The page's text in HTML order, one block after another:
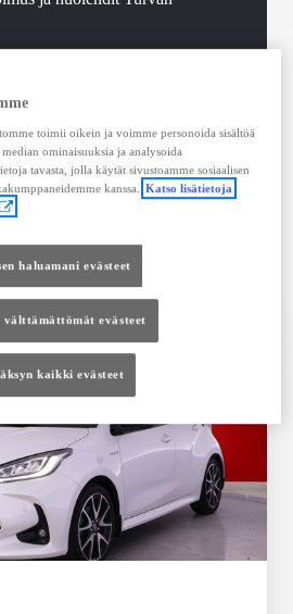
Health Check jokaisessa
-rahoitus ja Toyota
toimii oikein ja voimme personoida sisältöä
ominaisuuksia ja analysoida
tavasta, jolla käytät sivustoamme sosiaalisen
kanssa. Katso lisätietoja
haluamani evästeet
välttämättömät evästeet
kaikki evästeet